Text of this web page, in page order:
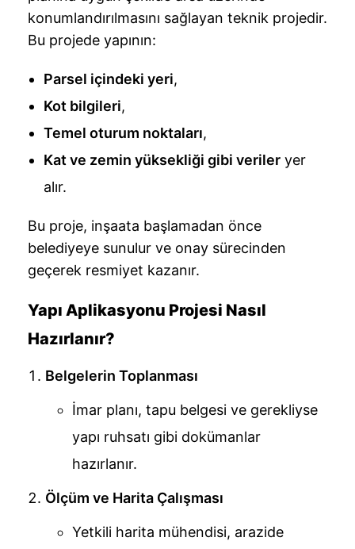
konumlandırılmasını sağlayan teknik projedir.
Bu projede yapının:
Parsel içindeki yeri,
Kot bilgileri,
Temel oturum noktaları,
Kat ve zemin yüksekliği gibi verileryer
alır.
Bu proje, inşaata başlamadan önce
belediyeye sunulur ve onay sürecinden
geçerek resmiyet kazanır.
Yapı Aplikasyonu Projesi Nasıl
Hazırlanır?
Belgelerin Toplanması
İmar planı, tapu belgesi ve gerekliyse
yapı ruhsatı gibi dokümanlar
hazırlanır.
Ölçüm ve Harita Çalışması
Yetkili harita mühendisi, arazide